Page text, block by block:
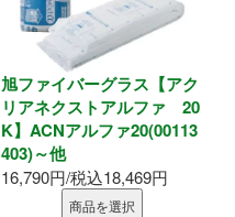
旭ファイバーグラス【アク
リアネクストアルファ 20
K】ACNアルファ20(00113
403)～他
16,790円/税込18,469円
商品を選択